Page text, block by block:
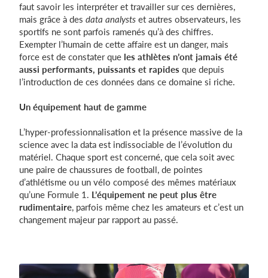
faut savoir les interpréter et travailler sur ces dernières,
mais grâce à des data analysts et autres observateurs, les
sportifs ne sont parfois ramenés qu’à des chiffres.
Exempter l’humain de cette affaire est un danger, mais
force est de constater que les athlètes n’ont jamais été
aussi performants, puissants et rapides que depuis
l’introduction de ces données dans ce domaine si riche.
Un équipement haut de gamme
L’hyper-professionnalisation et la présence massive de la
science avec la data est indissociable de l’évolution du
matériel. Chaque sport est concerné, que cela soit avec
une paire de chaussures de football, de pointes
d’athlétisme ou un vélo composé des mêmes matériaux
qu’une Formule 1. L’équipement ne peut plus être
rudimentaire, parfois même chez les amateurs et c’est un
changement majeur par rapport au passé.